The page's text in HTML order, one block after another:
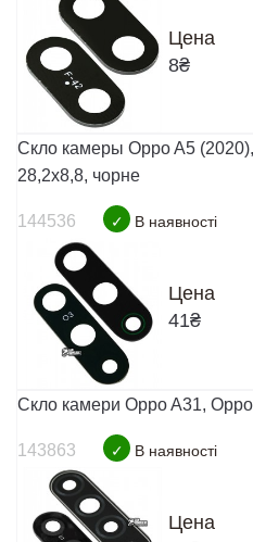
Цена
8₴
Скло камеры Oppo A5
28,2х8,8, чорне
144536 ✓ В наявності
Цена
41₴
Скло камери Oppo A31,
143863 ✓ В наявності
Цена